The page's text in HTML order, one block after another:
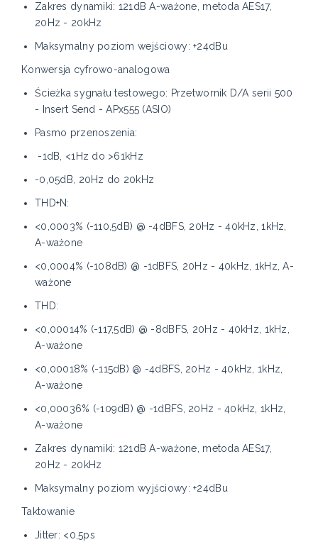
Zakres dynamiki: 121dB A-ważone, metoda AES17,
20Hz - 20kHz
Maksymalny poziom wejściowy: +24dBu
Konwersja cyfrowo-analogowa
Ścieżka sygnału testowego: Przetwornik D/A serii 500
- Insert Send - APx555 (ASIO)
Pasmo przenoszenia:
-1dB, <1Hz do >61kHz
-0,05dB, 20Hz do 20kHz
THD+N:
<0,0003% (-110,5dB) @ -4dBFS, 20Hz - 40kHz, 1kHz,
A-ważone
<0,0004% (-108dB) @ -1dBFS, 20Hz - 40kHz, 1kHz, A-
ważone
THD:
<0,00014% (-117,5dB) @ -8dBFS, 20Hz - 40kHz, 1kHz,
A-ważone
<0,00018% (-115dB) @ -4dBFS, 20Hz - 40kHz, 1kHz,
A-ważone
<0,00036% (-109dB) @ -1dBFS, 20Hz - 40kHz, 1kHz,
A-ważone
Zakres dynamiki: 121dB A-ważone, metoda AES17,
20Hz - 20kHz
Maksymalny poziom wyjściowy: +24dBu
Taktowanie
Jitter: <0,5ps